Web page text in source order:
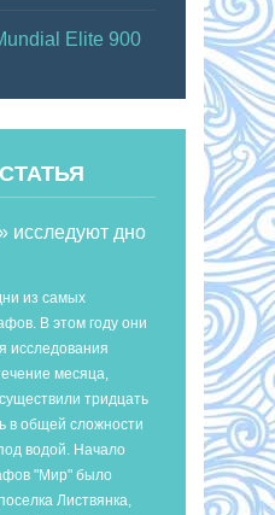
Elite 900
исследуют дно
из самых
В этом году они
исследования
месяца,
тридцать
в общей сложности
водой. Начало
"Мир" было
Листвянка,